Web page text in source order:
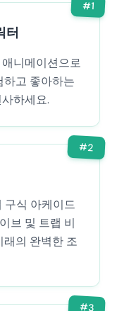
#1
터
니메이션으로
하고 좋아하는
하세요.
#2
구식 아케이드
브 및 트랩 비
래의 완벽한 조
#3